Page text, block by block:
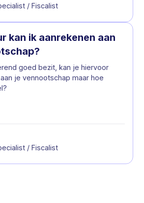
/ Fiscalist
kan ik aanrekenen aan
goed bezit, kan je hiervoor
je vennootschap maar hoe
/ Fiscalist